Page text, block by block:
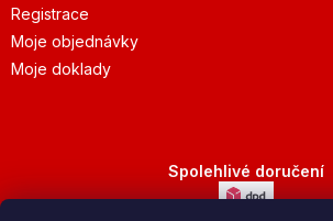
Registrace
Moje objednávky
Moje doklady
Spolehlivé doručení